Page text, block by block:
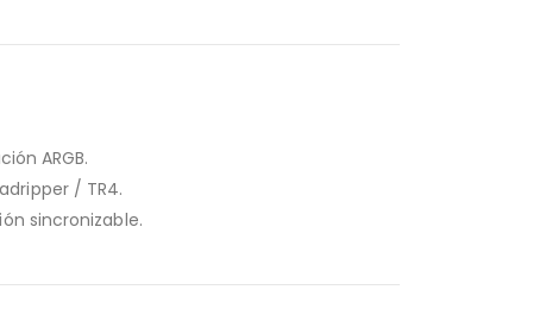
ARGB.
/ TR4.
sincronizable.